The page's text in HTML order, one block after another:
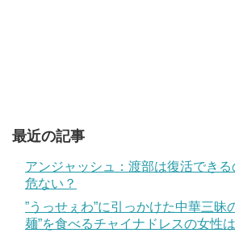
最近の記事
アンジャッシュ：渡部は復活でき
危ない？
”うっせぇわ”に引っかけた中華三昧
麺”を食べるチャイナドレスの女性